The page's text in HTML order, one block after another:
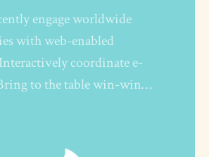
engage worldwide
with web-enabled
coordinate e-
to the table win-win